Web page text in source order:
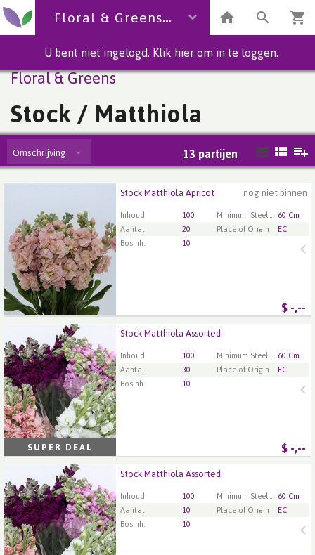
Floral & Greens
U bent niet ingelogd. Klik hier om in te loggen.
Floral & Greens
Stock / Matthiola
Omschrijving 13 partijen
nog niet binnen
Stock Matthiola Apricot
Inhoud 100
60 Cm
Aantal
20 Place of Origin
EC
Bosinh.
10
$ -,--
Stock Matthiola Apricot
U moet ingelogd zijn om te kunnen kopen.Klik hier
om in te loggen.
SUPER DEAL
Stock Matthiola Assorted
Inhoud 100
60 Cm
Aantal
30 Place of Origin
EC
Bosinh.
10
$ -,--
Stock Matthiola Assorted
U moet ingelogd zijn om te kunnen kopen.Klik hier
om in te loggen.
Stock Matthiola Assorted
Inhoud 100
60 Cm
Aantal
10 Place of Origin
EC
Bosinh.
10
Stock Matthiola Assorted
U moet ingelogd zijn om te kunnen kopen.Klik hier
om in te loggen.